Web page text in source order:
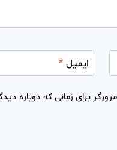
ایمیل *
برای زمانی که دوباره